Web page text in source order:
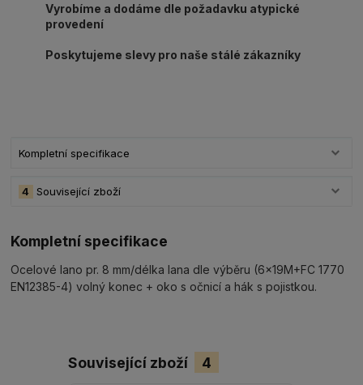
Vyrobíme a dodáme dle požadavku atypické
provedení
Poskytujeme slevy pro naše stálé zákazníky
Kompletní specifikace
Související zboží
4
Kompletní specifikace
Ocelové lano pr. 8 mm/délka lana dle výběru (6x19M+FC 1770
EN12385-4) volný konec + oko s očnicí a hák s pojistkou.
Související zboží 4